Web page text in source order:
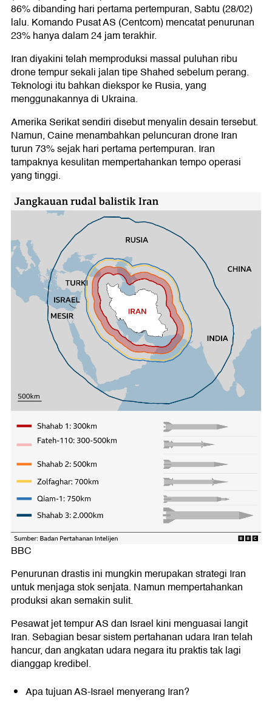
86% dibanding hari pertama pertempuran, Sabtu (28/02)
lalu. Komando Pusat AS (Centcom) mencatat penurunan
23% hanya dalam 24 jam terakhir.
Iran diyakini telah memproduksi massal puluhan ribu
drone tempur sekali jalan tipe Shahed sebelum perang.
Teknologi itu bahkan diekspor ke Rusia, yang
menggunakannya di Ukraina.
Amerika Serikat sendiri disebut menyalin desain tersebut.
Namun, Caine menambahkan peluncuran drone Iran
turun 73% sejak hari pertama pertempuran. Iran
tampaknya kesulitan mempertahankan tempo operasi
yang tinggi.
BBC
Penurunan drastis ini mungkin merupakan strategi Iran
untuk menjaga stok senjata. Namun mempertahankan
produksi akan semakin sulit.
Pesawat jet tempur AS dan Israel kini menguasai langit
Iran. Sebagian besar sistem pertahanan udara Iran telah
hancur, dan angkatan udara negara itu praktis tak lagi
dianggap kredibel.
Apa tujuan AS-Israel menyerang Iran?